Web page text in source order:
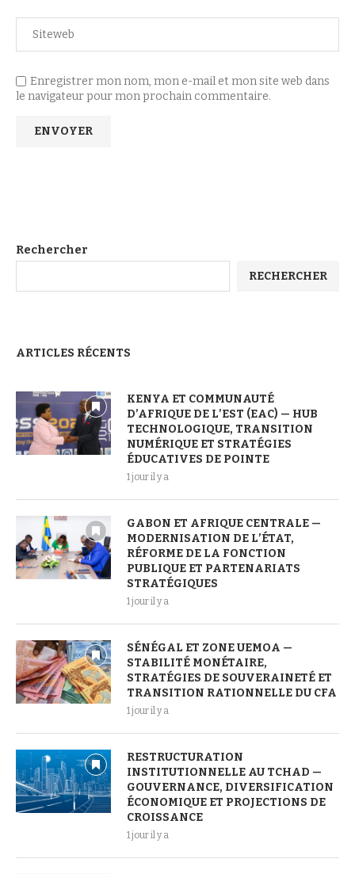
Enregistrer mon nom, mon e-mail et mon site web dans
le navigateur pour mon prochain commentaire.
Rechercher
RECHERCHER
ARTICLES RÉCENTS
KENYA ET COMMUNAUTÉ
D’AFRIQUE DE L’EST (EAC) — HUB
TECHNOLOGIQUE, TRANSITION
NUMÉRIQUE ET STRATÉGIES
ÉDUCATIVES DE POINTE
1 jour il y a
GABON ET AFRIQUE CENTRALE —
MODERNISATION DE L’ÉTAT,
RÉFORME DE LA FONCTION
PUBLIQUE ET PARTENARIATS
STRATÉGIQUES
1 jour il y a
SÉNÉGAL ET ZONE UEMOA —
STABILITÉ MONÉTAIRE,
STRATÉGIES DE SOUVERAINETÉ ET
TRANSITION RATIONNELLE DU CFA
1 jour il y a
RESTRUCTURATION
INSTITUTIONNELLE AU TCHAD —
GOUVERNANCE, DIVERSIFICATION
ÉCONOMIQUE ET PROJECTIONS DE
CROISSANCE
1 jour il y a